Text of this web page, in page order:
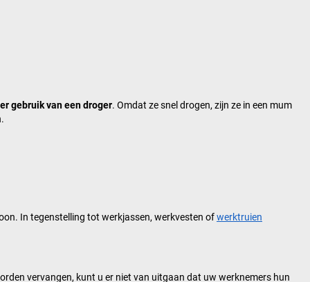
gebruik van een droger. Omdat ze snel drogen, zijn ze in een mum
In tegenstelling tot werkjassen, werkvesten ofwerktruien
vervangen, kunt u er niet van uitgaan dat uw werknemers hun